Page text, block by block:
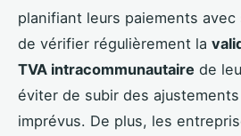
planifiant leurs paiements
de vérifier régulièrement la
TVA intracommunautaire de
éviter de subir des
imprévus. De plus, les